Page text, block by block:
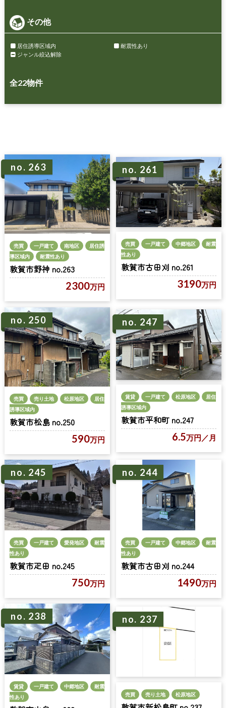
その他
居住誘導区域内
耐震性あり
ジャンル絞込解除
全22物件
no. 263
売買 一戸建て 南地区
居住誘
導区域内
耐震性あり
敦賀市野神 no.263
2300万円
no. 261
売買 一戸建て 中郷地区
耐震
性あり
敦賀市古田刈 no.261
3190万円
no. 250
売買 売り土地 松原地区
居住
誘導区域内
敦賀市松島 no.250
590万円
no. 247
賃貸 一戸建て 松原地区
居住
誘導区域内
敦賀市平和町 no.247
6.5万円 ／月
no. 245
売買 一戸建て 愛発地区
耐震
性あり
敦賀市疋田 no.245
750万円
no. 244
売買 一戸建て 中郷地区
耐震
性あり
敦賀市古田刈 no.244
1490万円
no. 238
賃貸 一戸建て 中郷地区
耐震
性あり
no. 237
売買 売り土地 松原地区